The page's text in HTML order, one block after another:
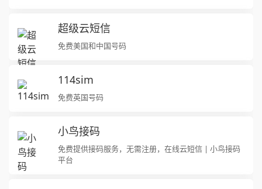
超级云短信
免费美国和中国号码
114sim
免费英国号码
小鸟接码
免费提供接码服务，无需注册，在线云短信 | 小鸟接码
平台